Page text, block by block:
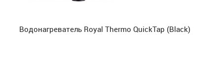
Водонагреватель Royal Thermo QuickTap (Black)